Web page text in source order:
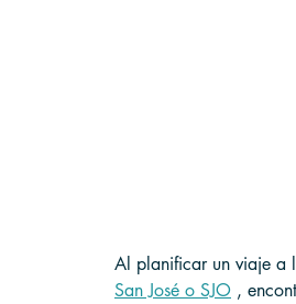
Al planificar un viaje a
San José o SJO ,